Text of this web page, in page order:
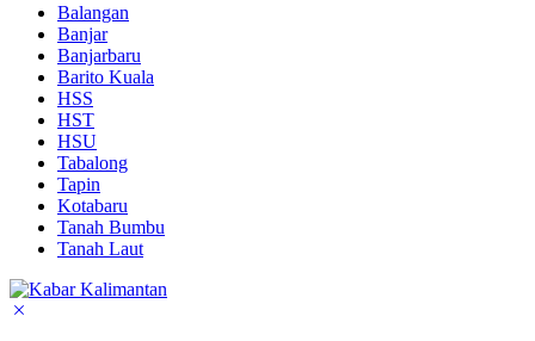
Balangan
Banjar
Banjarbaru
Barito Kuala
HSS
HST
HSU
Tabalong
Tapin
Kotabaru
Tanah Bumbu
Tanah Laut